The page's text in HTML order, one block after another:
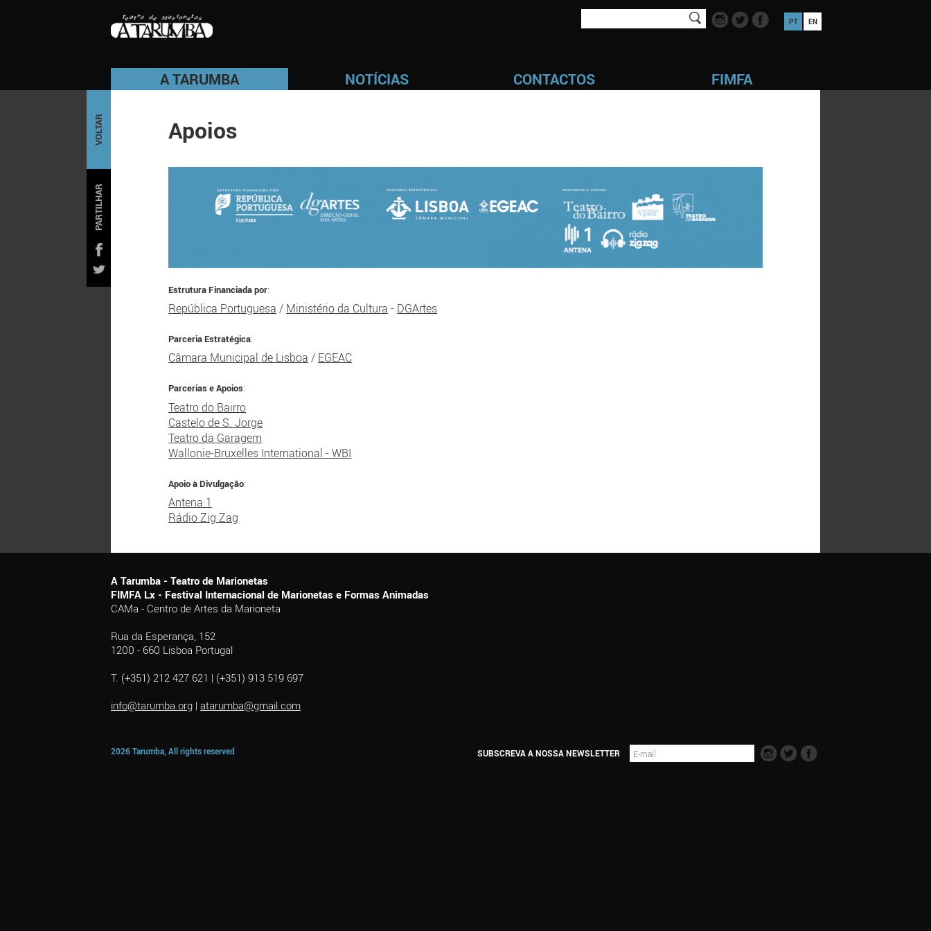
A TARUMBA NOTÍCIAS CONTACTOS FIMFA
PT EN
VOLTAR
PARTILHAR
Apoios
Estrutura Financiada por:
República Portuguesa / Ministério da Cultura - DGArtes
Parceria Estratégica:
Câmara Municipal de Lisboa / EGEAC
Parcerias e Apoios:
Teatro do Bairro
Castelo de S. Jorge
Teatro da Garagem
Wallonie-Bruxelles International - WBI
Apoio à Divulgação:
Antena 1
Rádio Zig Zag
A Tarumba - Teatro de Marionetas
FIMFA Lx - Festival Internacional de Marionetas e Formas Animadas
CAMa - Centro de Artes da Marioneta
Rua da Esperança, 152
1200 - 660 Lisboa Portugal
T. (+351) 212 427 621 | (+351) 913 519 697
info@tarumba.org | atarumba@gmail.com
2026 Tarumba, All rights reserved SUBSCREVA A NOSSA NEWSLETTER